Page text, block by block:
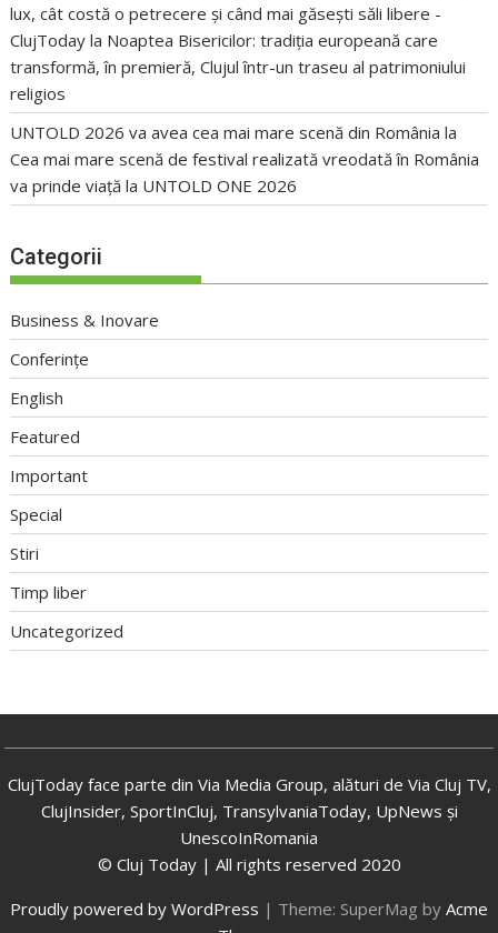
lux, cât costă o petrecere și când mai găsești săli libere -
ClujToday la Noaptea Bisericilor: tradiția europeană care
transformă, în premieră, Clujul într-un traseu al patrimoniului
religios
UNTOLD 2026 va avea cea mai mare scenă din România la
Cea mai mare scenă de festival realizată vreodată în România
va prinde viață la UNTOLD ONE 2026
Categorii
Business & Inovare
Conferințe
English
Featured
Important
Special
Stiri
Timp liber
Uncategorized
ClujToday face parte din Via Media Group, alături de Via Cluj TV,
ClujInsider, SportInCluj, TransylvaniaToday, UpNews și
UnescoInRomania
© Cluj Today | All rights reserved 2020
Proudly powered by WordPress | Theme: SuperMag by Acme